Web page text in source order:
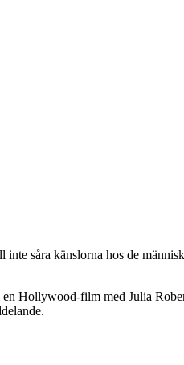
såra känslorna hos de
Hollywood-film med Julia